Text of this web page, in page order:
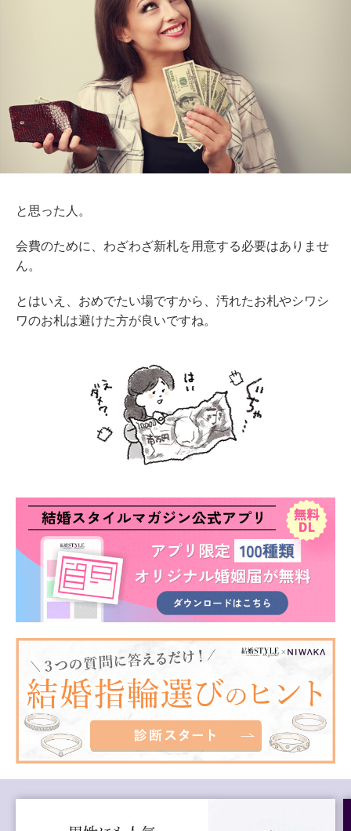
と思った人。
会費のために、わざわざ新札を用意する必要はありませ
ん。
とはいえ、おめでたい場ですから、汚れたお札やシワシ
ワのお札は避けた方が良いですね。